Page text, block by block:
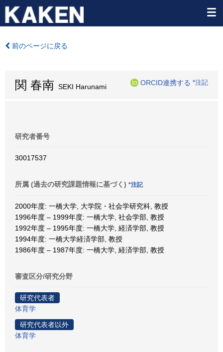
前のページに戻る
関 春南 SEKI Harunami
ORCID連携する *注記
研究者番号
30017537
所属 (過去の研究課題情報に基づく) *注記
2000年度: 一橋大学, 大学院・社会学研究科, 教授
1996年度 – 1999年度: 一橋大学, 社会学部, 教授
1992年度 – 1995年度: 一橋大学, 経済学部, 教授
1994年度: 一橋大学経済学部, 教授
1986年度 – 1987年度: 一橋大学, 経済学部, 教授
審査区分/研究分野
研究代表者
体育学
研究代表者以外
体育学